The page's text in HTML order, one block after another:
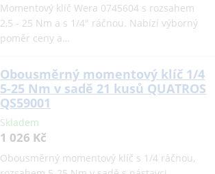
Momentový klíč Wera 0745604 s rozsahem
2,5 - 25 Nm a s 1/4" ráčnou. Nabízí výborný
poměr ceny a…
Obousměrný momentový klíč 1/4
5-25 Nm v sadě 21 kusů QUATROS
QS59001
Skladem
1 026 Kč
Obousměrný momentový klíč s 1/4 ráčnou,